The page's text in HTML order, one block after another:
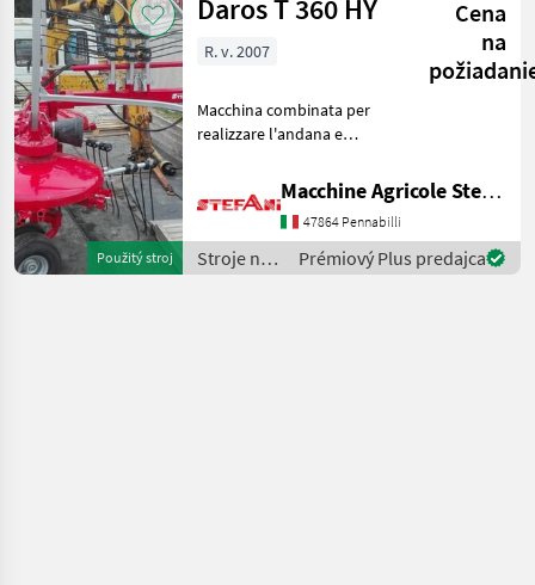
objemových
Daros
Použitý stroj
Daros T 360 HY
Cena
na
R. v. 2007
Macchina combinata per
realizzare l'andana e
Gruppo a secco con CAMME
Registrabile per anticipare o
posticipare l'andana Bracci
piegati per una
Macchine Agricole Stefani Luciano
47864 Pennabilli
Stroje na
zber
Prémiový Plus predajca